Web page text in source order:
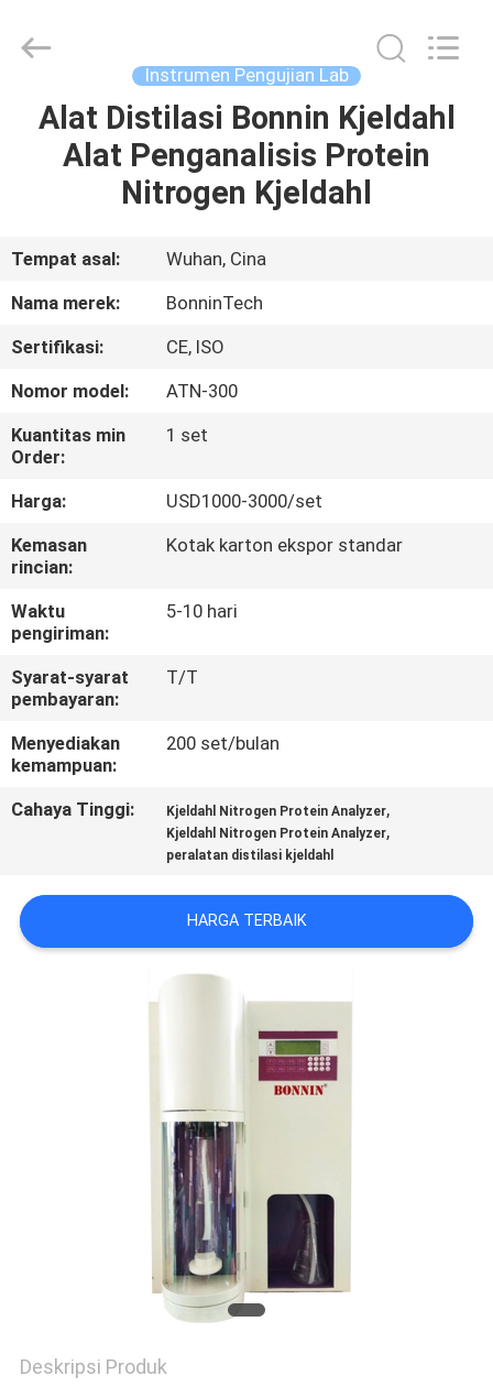
RUMAH
VIDEO
KAMI
TUR
PABRIK
KONTROL
KUALITAS
HUBUNGI
KAMI
PERMINTAAN
PENAWARAN
PRIVACY
Copyright
Bonnin
Instrumen Pengujian Lab
Alat Distilasi Bonnin Kjeldahl
Alat Penganalisis Protein
Nitrogen Kjeldahl
Tempat asal:
Wuhan, Cina
Nama merek:
BonninTech
Sertifikasi:
CE, ISO
Nomor model:
ATN-300
Kuantitas min
Order:
1 set
Harga:
USD1000-3000/set
Kemasan
rincian:
Kotak karton ekspor standar
Waktu
pengiriman:
5-10 hari
Syarat-syarat
pembayaran:
T/T
Menyediakan
kemampuan:
200 set/bulan
Cahaya Tinggi: Kjeldahl Nitrogen Protein Analyzer,
Kjeldahl Nitrogen Protein Analyzer,
peralatan distilasi kjeldahl
HARGA TERBAIK
Deskripsi Produk